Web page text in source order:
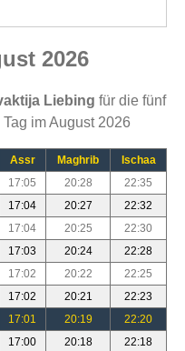
2026
Liebing für die fünf
im August 2026
Assr Maghrib
Ischaa
17:05 20:28
22:35
17:04 20:27
22:32
17:04 20:25
22:30
17:03 20:24
22:28
17:02 20:22
22:25
17:02 20:21
22:23
17:01 20:19
22:20
17:00 20:18
22:18